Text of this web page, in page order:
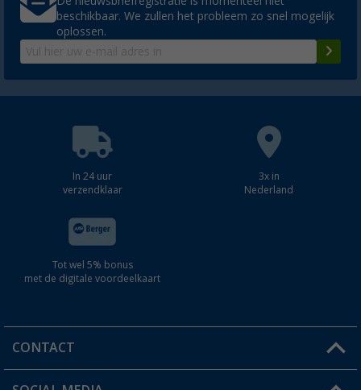
beschikbaar. We zullen het probleem zo snel mogelijk
oplossen.
In 24 uur
verzendklaar
3x in
Nederland
Tot wel 5% bonus
met de digitale voordeelkaart
CONTACT